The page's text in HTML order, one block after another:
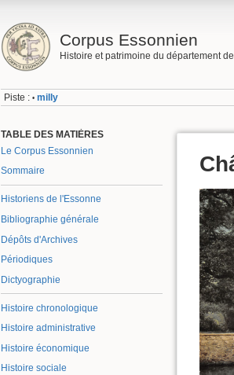
Corpus Essonnien
Histoire et patrimoine du département
Piste : • milly
TABLE DES MATIÈRES
Le Corpus Essonnien
Sommaire
Historiens de l'Essonne
Bibliographie générale
Dépôts d'Archives
Périodiques
Dictyographie
Histoire chronologique
Histoire administrative
Histoire économique
Histoire sociale